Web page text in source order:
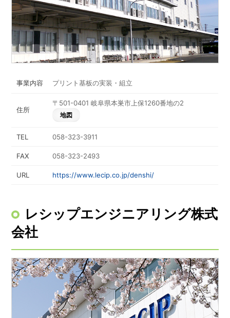
事業内容 プリント基板の実装・組立
住所
〒501-0401 岐阜県本巣市上保1260番地の2
地図
TEL 058-323-3911
FAX 058-323-2493
URL https://www.lecip.co.jp/denshi/
レシップエンジニアリング株式
会社